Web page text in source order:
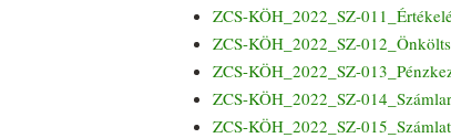
ZCS-KÖH_2022_SZ-
ZCS-KÖH_2022_SZ-
ZCS-KÖH_2022_SZ-
ZCS-KÖH_2022_SZ-
ZCS-KÖH_2022_SZ-